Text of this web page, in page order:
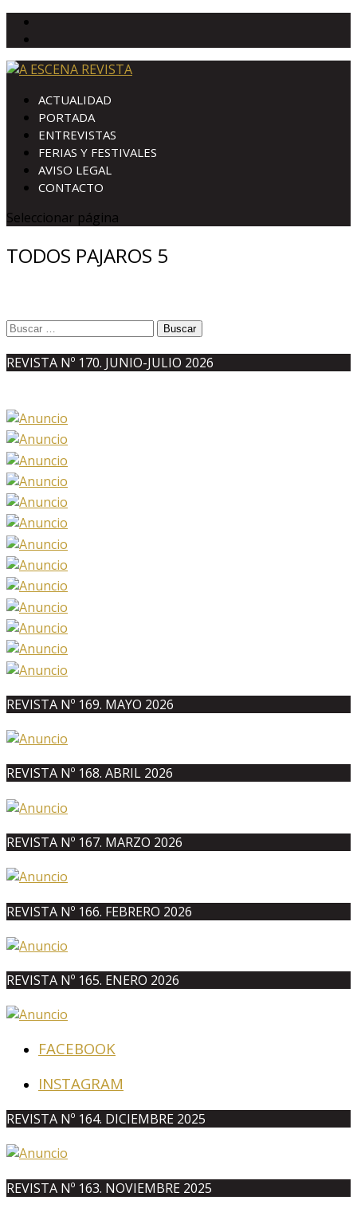
ACTUALIDAD
PORTADA
ENTREVISTAS
FERIAS Y FESTIVALES
AVISO LEGAL
CONTACTO
Seleccionar página
TODOS PAJAROS 5
Buscar:
REVISTA Nº 170. JUNIO-JULIO 2026
REVISTA Nº 169. MAYO 2026
REVISTA Nº 168. ABRIL 2026
REVISTA Nº 167. MARZO 2026
REVISTA Nº 166. FEBRERO 2026
REVISTA Nº 165. ENERO 2026
FACEBOOK
INSTAGRAM
REVISTA Nº 164. DICIEMBRE 2025
REVISTA Nº 163. NOVIEMBRE 2025